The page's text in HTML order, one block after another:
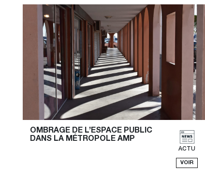
OMBRAGE DE L’ESPACE PUBLIC
DANS LA MÉTROPOLE AMP
ACTU
VOIR